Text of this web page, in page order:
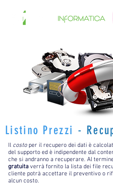
Listino Prezzi -
Il costoper il recupero dei dati è
del supporto ed è indipendente dal
che si andranno a recuperare. Al
gratuita verrà fornito la lista dei file
cliente potrà accettare il preventivo o
alcun costo.